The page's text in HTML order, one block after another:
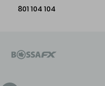
801 104 104